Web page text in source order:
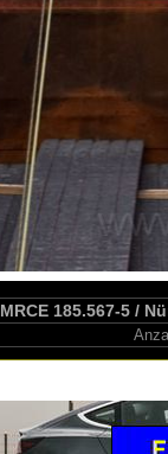
MRCE 185.567-5 /